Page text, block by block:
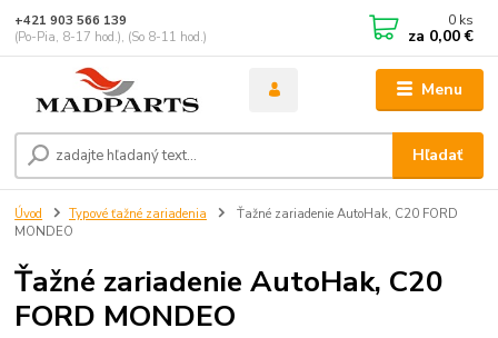
Menu
Hľadať
+421 903 566 139
(Po-Pia, 8-17 hod.), (So 8-11 hod.)
0 ks
za 0,00 €
Úvod Typové ťažné zariadenia
Ťažné zariadenie AutoHak, C20 FORD
MONDEO
Ťažné zariadenie AutoHak, C20
FORD MONDEO